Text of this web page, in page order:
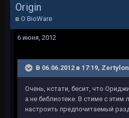
Origin
в O BioWare
6 июня, 2012
В 06.06.2012 в 17:19,
Очень, кстати, бесит, что
а не библиотеке. В стиме с этим
настроить предпочитаемый